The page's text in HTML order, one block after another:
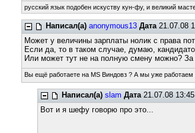
русский язык подобен искуству кун-фу, и великий
Написал(а) anonymous13 Дата21.07.08
Может у величины зарплаты нолик с права
Если да, то в таком случае, думаю,
Или может тут не на полную смену можно?
Вы ещё работаете на MS Виндовз ? А мы уже работаем
Написал(а) slam Дата21.07.08 13:45
Вот и я шефу говорю про это...